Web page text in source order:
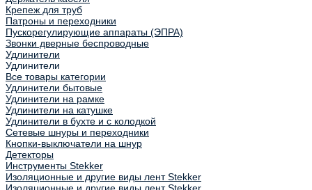
Крепеж для труб
Патроны и переходники
Пускорегулирующие аппараты (ЭПРА)
Звонки дверные беспроводные
Удлинители
Удлинители
Все товары категории
Удлинители бытовые
Удлинители на рамке
Удлинители на катушке
Удлинители в бухте и с колодкой
Сетевые шнуры и переходники
Кнопки-выключатели на шнур
Детекторы
Инструменты Stekker
Изоляционные и другие виды лент Stekker